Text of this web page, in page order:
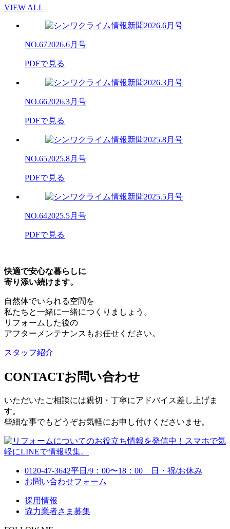
VIEW ALL
NO.672026.6月号
PDFで見る
NO.662026.3月号
PDFで見る
NO.652025.8月号
PDFで見る
NO.642025.5月号
PDFで見る
快適で安心な暮らしに
寄り添い続けます。
自然体でいられる空間を
私たちと一緒に一緒につくりましょう。
リフォームした後の
アフターメンテナンスもお任せください。
スタッフ紹介
CONTACTお問い合わせ
いただいたご相談には親切・丁寧にアドバイス差し上げま
す。
些細な事でもどうぞお気軽にお申し付けくださいませ。
0120-47-3642平日/9：00〜18：00 日・祝/お休み
お問い合わせフォーム
採用情報
協力業者さま募集